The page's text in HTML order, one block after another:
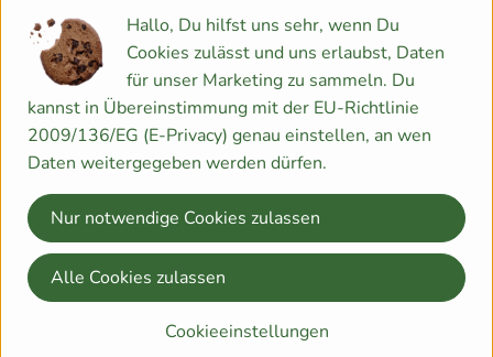
sowie Landrassen. Die Samen variieren in Farbe (schwarz,
braun, rot, grün, weiß), Form und Größe; die Merkmale
können zur Identifizierung der Sorten dienen.
Der essbare Anteil der Frucht besteht zu rund 95,8 % aus
Wasser, 0,2 % Fasern, 0,2 % Protein, 0,2 % Fett, 3,3 %
Kohlenhydraten und 0,3 % Mineralstoffen, sowie Vitamin
A und C, und dem zu den Antioxidantien zählenden roten
Farbstoff Lycopin.
Produktinformationen
Hallo, Du hilfst uns sehr, wenn Du
Cookies zulässt und uns erlaubst, Daten
für unser Marketing zu sammeln. Du
kannst in Übereinstimmung mit der EU-Richtlinie
2009/136/EG (E-Privacy) genau einstellen, an wen
Daten weitergegeben werden dürfen.
Cookieeinstellungen
Nur notwendige Cookies zulassen
Alle Cookies zulassen